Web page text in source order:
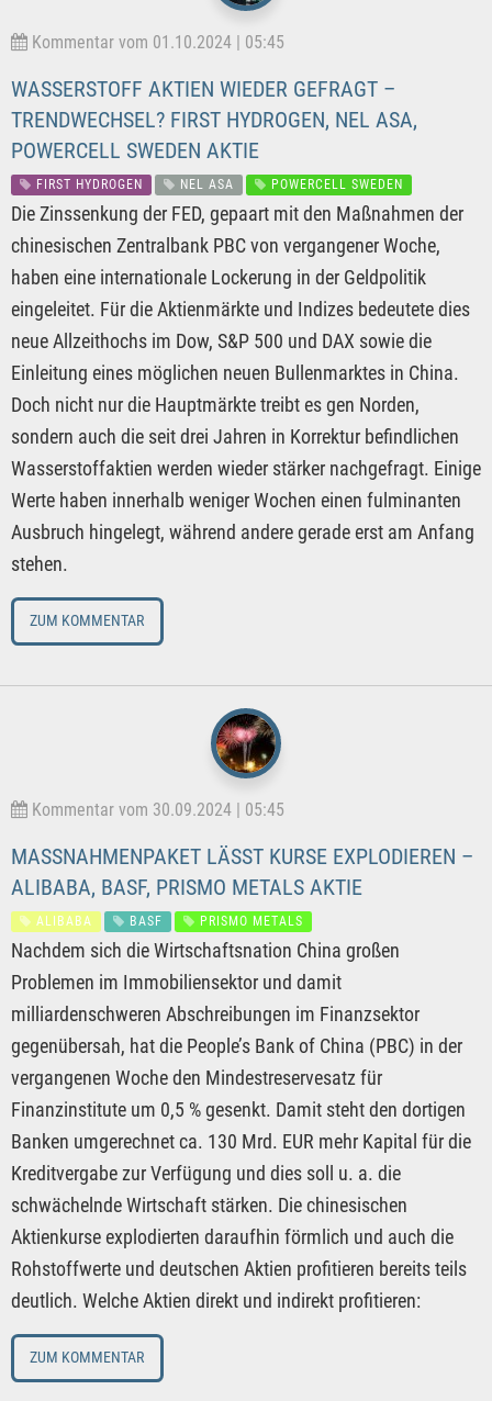
Kommentar vom 01.10.2024 | 05:45
WASSERSTOFF AKTIEN WIEDER GEFRAGT –
TRENDWECHSEL? FIRST HYDROGEN, NEL ASA,
POWERCELL SWEDEN AKTIE
FIRST HYDROGEN NEL ASA POWERCELL SWEDEN
Die Zinssenkung der FED, gepaart mit den Maßnahmen der
chinesischen Zentralbank PBC von vergangener Woche,
haben eine internationale Lockerung in der Geldpolitik
eingeleitet. Für die Aktienmärkte und Indizes bedeutete dies
neue Allzeithochs im Dow, S&P 500 und DAX sowie die
Einleitung eines möglichen neuen Bullenmarktes in China.
Doch nicht nur die Hauptmärkte treibt es gen Norden,
sondern auch die seit drei Jahren in Korrektur befindlichen
Wasserstoffaktien werden wieder stärker nachgefragt. Einige
Werte haben innerhalb weniger Wochen einen fulminanten
Ausbruch hingelegt, während andere gerade erst am Anfang
stehen.
ZUM KOMMENTAR
Kommentar vom 30.09.2024 | 05:45
MASSNAHMENPAKET LÄSST KURSE EXPLODIEREN – A
LIBABA, BASF, PRISMO METALS AKTIE
ALIBABA BASF PRISMO METALS
Nachdem sich die Wirtschaftsnation China großen
Problemen im Immobiliensektor und damit
milliardenschweren Abschreibungen im Finanzsektor
gegenübersah, hat die People’s Bank of China (PBC) in der
vergangenen Woche den Mindestreservesatz für
Finanzinstitute um 0,5 % gesenkt. Damit steht den dortigen
Banken umgerechnet ca. 130 Mrd. EUR mehr Kapital für die
Kreditvergabe zur Verfügung und dies soll u. a. die
schwächelnde Wirtschaft stärken. Die chinesischen
Aktienkurse explodierten daraufhin förmlich und auch die
Rohstoffwerte und deutschen Aktien profitieren bereits teils
deutlich. Welche Aktien direkt und indirekt profitieren:
ZUM KOMMENTAR